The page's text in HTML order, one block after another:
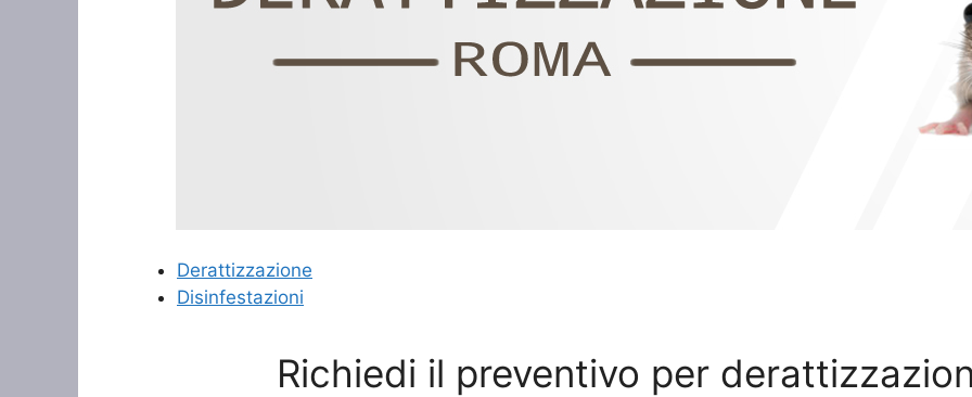
Derattizzazione
Disinfestazioni
Richiedi il preventivo per